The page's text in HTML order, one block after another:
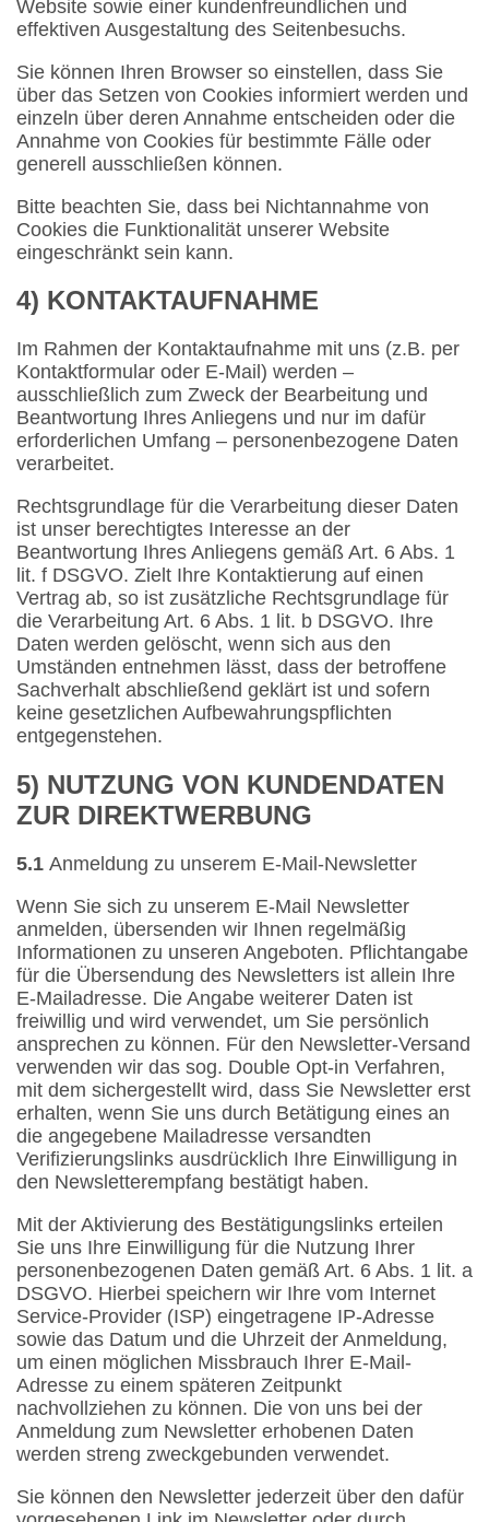
Website sowie einer kundenfreundlichen und
effektiven Ausgestaltung des Seitenbesuchs.
Sie können Ihren Browser so einstellen, dass Sie
über das Setzen von Cookies informiert werden und
einzeln über deren Annahme entscheiden oder die
Annahme von Cookies für bestimmte Fälle oder
generell ausschließen können.
Bitte beachten Sie, dass bei Nichtannahme von
Cookies die Funktionalität unserer Website
eingeschränkt sein kann.
4) KONTAKTAUFNAHME
Im Rahmen der Kontaktaufnahme mit uns (z.B. per
Kontaktformular oder E-Mail) werden –
ausschließlich zum Zweck der Bearbeitung und
Beantwortung Ihres Anliegens und nur im dafür
erforderlichen Umfang – personenbezogene Daten
verarbeitet.
Rechtsgrundlage für die Verarbeitung dieser Daten
ist unser berechtigtes Interesse an der
Beantwortung Ihres Anliegens gemäß Art. 6 Abs. 1
lit. f DSGVO. Zielt Ihre Kontaktierung auf einen
Vertrag ab, so ist zusätzliche Rechtsgrundlage für
die Verarbeitung Art. 6 Abs. 1 lit. b DSGVO. Ihre
Daten werden gelöscht, wenn sich aus den
Umständen entnehmen lässt, dass der betroffene
Sachverhalt abschließend geklärt ist und sofern
keine gesetzlichen Aufbewahrungspflichten
entgegenstehen.
5) NUTZUNG VON KUNDENDATEN
ZUR DIREKTWERBUNG
5.1 Anmeldung zu unserem E-Mail-Newsletter
Wenn Sie sich zu unserem E-Mail Newsletter
anmelden, übersenden wir Ihnen regelmäßig
Informationen zu unseren Angeboten. Pflichtangabe
für die Übersendung des Newsletters ist allein Ihre
E-Mailadresse. Die Angabe weiterer Daten ist
freiwillig und wird verwendet, um Sie persönlich
ansprechen zu können. Für den Newsletter-Versand
verwenden wir das sog. Double Opt-in Verfahren,
mit dem sichergestellt wird, dass Sie Newsletter erst
erhalten, wenn Sie uns durch Betätigung eines an
die angegebene Mailadresse versandten
Verifizierungslinks ausdrücklich Ihre Einwilligung in
den Newsletterempfang bestätigt haben.
Mit der Aktivierung des Bestätigungslinks erteilen
Sie uns Ihre Einwilligung für die Nutzung Ihrer
personenbezogenen Daten gemäß Art. 6 Abs. 1 lit. a
DSGVO. Hierbei speichern wir Ihre vom Internet
Service-Provider (ISP) eingetragene IP-Adresse
sowie das Datum und die Uhrzeit der Anmeldung,
um einen möglichen Missbrauch Ihrer E-Mail-
Adresse zu einem späteren Zeitpunkt
nachvollziehen zu können. Die von uns bei der
Anmeldung zum Newsletter erhobenen Daten
werden streng zweckgebunden verwendet.
Sie können den Newsletter jederzeit über den dafür